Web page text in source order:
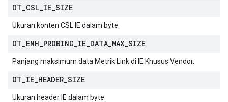
OT CSL IE SIZE
Ukuran konten CSL IE dalam byte.
OT ENH PROBING IE DATA MAX SIZE
Panjang maksimum data Metrik Link di IE Khusus Vendor.
OT IE HEADER SIZE
Ukuran header IE dalam byte.